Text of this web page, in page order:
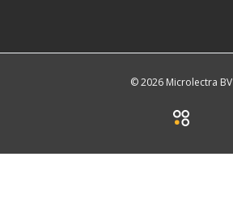
© 2026 Microlectra BV